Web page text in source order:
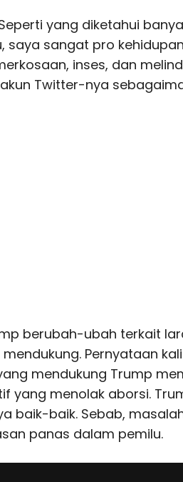
yang diketahui
saya sangat pro
inses, dan
Twitter-nya
berubah-ubah terkait
Pernyataan
mendukung Trump
yang menolak aborsi.
baik-baik. Sebab,
panas dalam pemilu.